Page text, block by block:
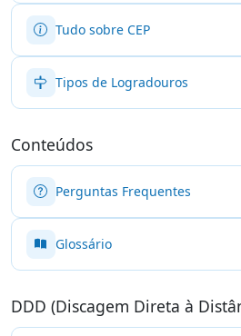
Tudo sobre CEP
Tipos de Logradouros
Conteúdos
Perguntas Frequentes
Glossário
DDD (Discagem Direta à